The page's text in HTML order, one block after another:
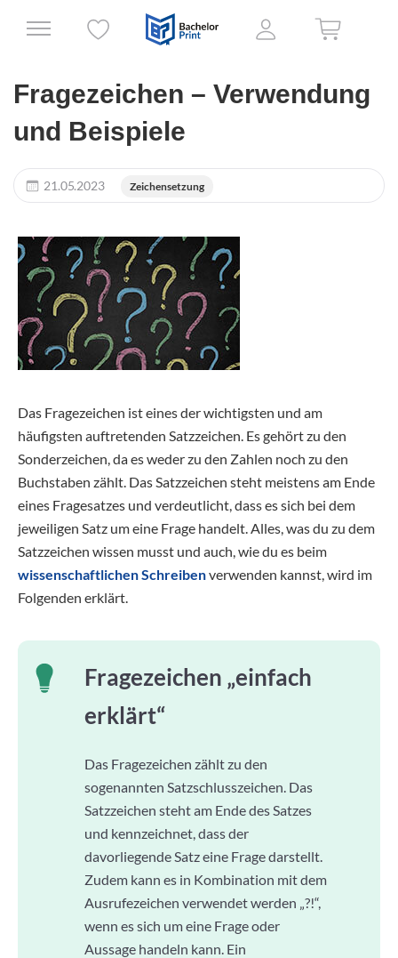
Fragezeichen – Verwendung
und Beispiele
21.05.2023 Zeichensetzung
Das Fragezeichen ist eines der wichtigsten und am
häufigsten auftretenden Satzzeichen. Es gehört zu den
Sonderzeichen, da es weder zu den Zahlen noch zu den
Buchstaben zählt. Das Satzzeichen steht meistens am Ende
eines Fragesatzes und verdeutlicht, dass es sich bei dem
jeweiligen Satz um eine Frage handelt. Alles, was du zu dem
Satzzeichen wissen musst und auch, wie du es beim
wissenschaftlichen Schreibenverwenden kannst, wird im
Folgenden erklärt.
Fragezeichen „einfach
erklärt“
Das Fragezeichen zählt zu den
sogenannten Satzschlusszeichen. Das
Satzzeichen steht am Ende des Satzes
und kennzeichnet, dass der
davorliegende Satz eine Frage darstellt.
Zudem kann es in Kombination mit dem
Ausrufezeichen verwendet werden „?!“,
wenn es sich um eine Frage oder
Aussage handeln kann. Ein